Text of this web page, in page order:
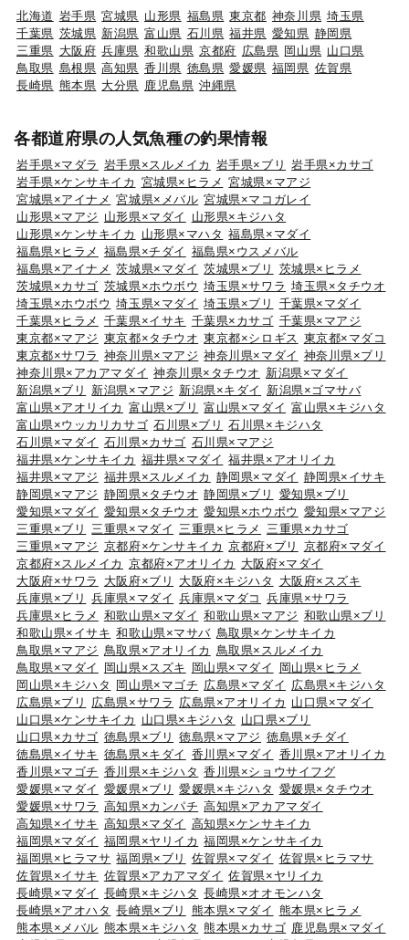
北海道 岩手県 宮城県 山形県 福島県 東京都 神奈川県 埼玉県
千葉県 茨城県 新潟県 富山県 石川県 福井県 愛知県 静岡県
三重県 大阪府 兵庫県 和歌山県 京都府 広島県 岡山県 山口県
鳥取県 島根県 高知県 香川県 徳島県 愛媛県 福岡県 佐賀県
長崎県 熊本県 大分県 鹿児島県 沖縄県
各都道府県の人気魚種の釣果情報
岩手県×マダラ 岩手県×スルメイカ 岩手県×ブリ
岩手県×カサゴ
岩手県×ケンサキイカ 宮城県×ヒラメ 宮城県×マアジ
宮城県×アイナメ 宮城県×メバル 宮城県×マコガレイ
山形県×マアジ 山形県×マダイ
山形県×キジハタ
山形県×ケンサキイカ
山形県×マハタ 福島県×マダイ
福島県×ヒラメ 福島県×チダイ 福島県×ウスメバル
福島県×アイナメ 茨城県×マダイ 茨城県×ブリ
茨城県×ヒラメ
茨城県×カサゴ 茨城県×ホウボウ 埼玉県×サワラ 埼玉県×タチウオ
埼玉県×ホウボウ 埼玉県×マダイ 埼玉県×ブリ
千葉県×マダイ
千葉県×ヒラメ 千葉県×イサキ 千葉県×カサゴ 千葉県×マアジ
東京都×マアジ 東京都×タチウオ 東京都×シロギス 東京都×マダコ
東京都×サワラ 神奈川県×マアジ 神奈川県×マダイ 神奈川県×ブリ
神奈川県×アカアマダイ 神奈川県×タチウオ 新潟県×マダイ
新潟県×ブリ
新潟県×マアジ 新潟県×キダイ
新潟県×ゴマサバ
富山県×アオリイカ 富山県×ブリ 富山県×マダイ 富山県×キジハタ
富山県×ウッカリカサゴ 石川県×ブリ
石川県×キジハタ
石川県×マダイ 石川県×カサゴ 石川県×マアジ
福井県×ケンサキイカ 福井県×マダイ 福井県×アオリイカ
福井県×マアジ 福井県×スルメイカ 静岡県×マダイ 静岡県×イサキ
静岡県×マアジ 静岡県×タチウオ 静岡県×ブリ
愛知県×ブリ
愛知県×マダイ 愛知県×タチウオ 愛知県×ホウボウ 愛知県×マアジ
三重県×ブリ
三重県×マダイ 三重県×ヒラメ
三重県×カサゴ
三重県×マアジ 京都府×ケンサキイカ 京都府×ブリ
京都府×マダイ
京都府×スルメイカ 京都府×アオリイカ
大阪府×マダイ
大阪府×サワラ
大阪府×ブリ 大阪府×キジハタ
大阪府×スズキ
兵庫県×ブリ
兵庫県×マダイ 兵庫県×マダコ
兵庫県×サワラ
兵庫県×ヒラメ 和歌山県×マダイ 和歌山県×マアジ 和歌山県×ブリ
和歌山県×イサキ 和歌山県×マサバ 鳥取県×ケンサキイカ
鳥取県×マアジ 鳥取県×アオリイカ
鳥取県×スルメイカ
鳥取県×マダイ
岡山県×スズキ 岡山県×マダイ
岡山県×ヒラメ
岡山県×キジハタ
岡山県×マゴチ 広島県×マダイ 広島県×キジハタ
広島県×ブリ
広島県×サワラ 広島県×アオリイカ 山口県×マダイ
山口県×ケンサキイカ
山口県×キジハタ
山口県×ブリ
山口県×カサゴ 徳島県×ブリ 徳島県×マアジ 徳島県×チダイ
徳島県×イサキ 徳島県×キダイ 香川県×マダイ 香川県×アオリイカ
香川県×マゴチ 香川県×キジハタ 香川県×ショウサイフグ
愛媛県×マダイ 愛媛県×ブリ 愛媛県×キジハタ 愛媛県×タチウオ
愛媛県×サワラ 高知県×カンパチ 高知県×アカアマダイ
高知県×イサキ 高知県×マダイ 高知県×ケンサキイカ
福岡県×マダイ 福岡県×ヤリイカ 福岡県×ケンサキイカ
福岡県×ヒラマサ 福岡県×ブリ 佐賀県×マダイ 佐賀県×ヒラマサ
佐賀県×イサキ 佐賀県×アカアマダイ 佐賀県×ヤリイカ
長崎県×マダイ 長崎県×キジハタ 長崎県×オオモンハタ
長崎県×アオハタ 長崎県×ブリ 熊本県×マダイ 熊本県×ヒラメ
熊本県×メバル 熊本県×キジハタ 熊本県×カサゴ 鹿児島県×マダイ